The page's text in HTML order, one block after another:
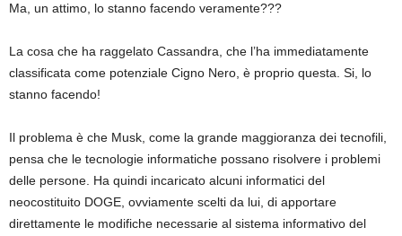
Ma, un attimo, lo stanno facendo veramente???
La cosa che ha raggelato Cassandra, che l’ha immediatamente
classificata come potenziale Cigno Nero, è proprio questa. Si, lo
stanno facendo!
Il problema è che Musk, come la grande maggioranza dei tecnofili,
pensa che le tecnologie informatiche possano risolvere i problemi
delle persone. Ha quindi incaricato alcuni informatici del
neocostituito DOGE, ovviamente scelti da lui, di apportare
direttamente le modifiche necessarie al sistema informativo del